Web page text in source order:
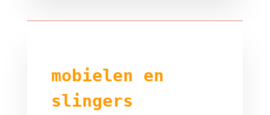
mobielen en
slingers